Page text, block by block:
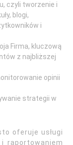
czyli tworzenie i
blogi,
i
Firma, kluczową
z najbliższej
opinii
strategii w
oferuje usługi
raportowaniem